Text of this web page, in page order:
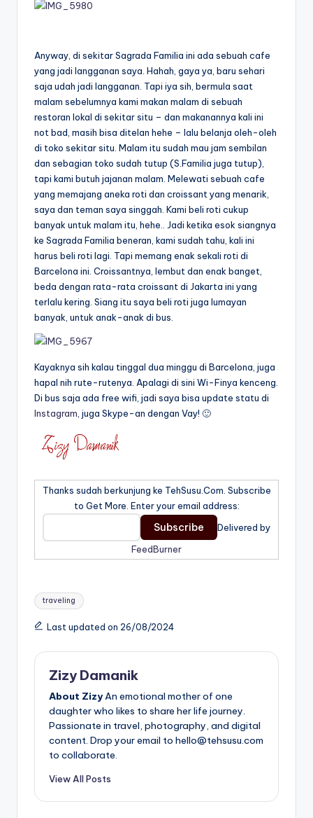
Anyway, di sekitar Sagrada Familia ini ada sebuah cafe
yang jadi langganan saya. Hahah, gaya ya, baru sehari
saja udah jadi langganan. Tapi iya sih, bermula saat
malam sebelumnya kami makan malam di sebuah
restoran lokal di sekitar situ – dan makanannya kali ini
not bad, masih bisa ditelan hehe – lalu belanja oleh-oleh
di toko sekitar situ. Malam itu sudah mau jam sembilan
dan sebagian toko sudah tutup (S.Familia juga tutup),
tapi kami butuh jajanan malam. Melewati sebuah cafe
yang memajang aneka roti dan croissant yang menarik,
saya dan teman saya singgah. Kami beli roti cukup
banyak untuk malam itu, hehe.. Jadi ketika esok siangnya
ke Sagrada Familia beneran, kami sudah tahu, kali ini
harus beli roti lagi. Tapi memang enak sekali roti di
Barcelona ini. Croissantnya, lembut dan enak banget,
beda dengan rata-rata croissant di Jakarta ini yang
terlalu kering. Siang itu saya beli roti juga lumayan
banyak, untuk anak-anak di bus.
Kayaknya sih kalau tinggal dua minggu di Barcelona, juga
hapal nih rute-rutenya. Apalagi di sini Wi-Finya kenceng.
Di bus saja ada free wifi, jadi saya bisa update statu di
Instagram, juga Skype-an dengan Vay! 🙂
Thanks sudah berkunjung ke TehSusu.Com. Subscribe
to Get More. Enter your email address:
Delivered by
FeedBurner
Tags:
traveling
Last updated on 26/08/2024
Zizy Damanik
About ZizyAn emotional mother of one
daughter who likes to share her life journey.
Passionate in travel, photography, and digital
content. Drop your email to hello@tehsusu.com
to collaborate.
View All Posts